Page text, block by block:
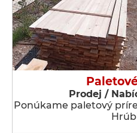
Prodej /
Ponúkame paletový